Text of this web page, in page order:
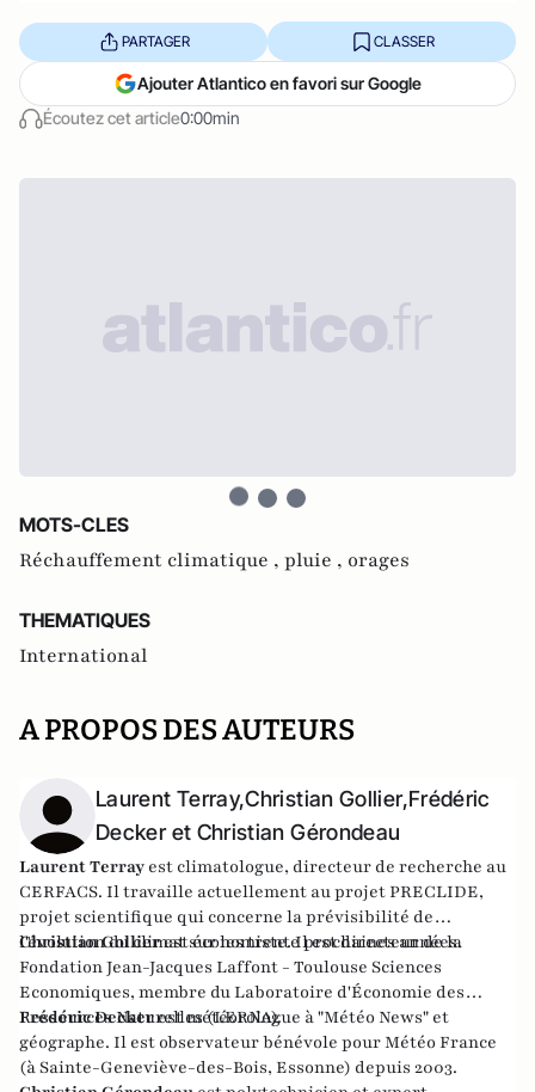
Écoutez cet article0:00min
PARTAGER CLASSER
Ajouter Atlantico en favori sur Google
MOTS-CLES
Réchauffement climatique , pluie , orages
THEMATIQUES
International
A PROPOS DES AUTEURS
Laurent Terray,Christian Gollier,Frédéric
Decker et Christian Gérondeau
Laurent Terray est climatologue, directeur de recherche au
CERFACS. Il travaille actuellement au projetPRECLIDE,
projet scientifique qui concerne la prévisibilité de
l'évolution du climat sur les trente prochaines années.
Christian Gollierest économiste. Il est directeur de la
Fondation Jean-Jacques Laffont - Toulouse Sciences
Economiques, membre du Laboratoire d'Économie des
Ressources Naturelles (LERNA).
Frédéric Deckerest météorologue à "Météo News" et
géographe. Il est observateur bénévole pour Météo France
(à Sainte-Geneviève-des-Bois, Essonne) depuis 2003.